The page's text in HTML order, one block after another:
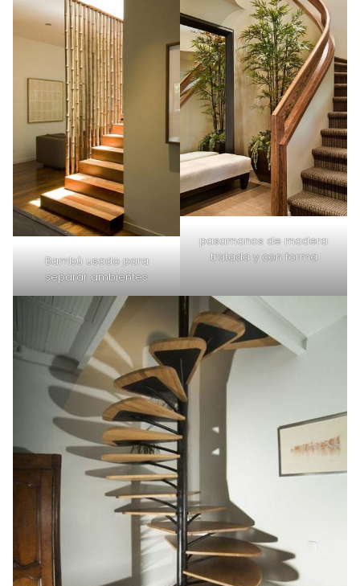
Bambú usado para
separar ambientes
pasamanos de madera
tratada y con forma